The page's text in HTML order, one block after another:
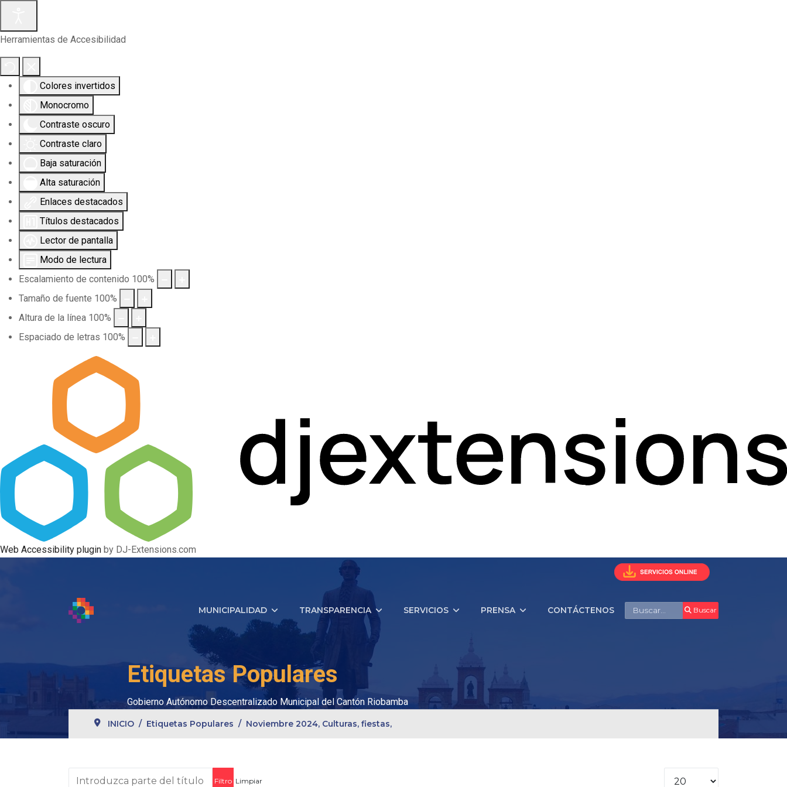
Herramientas de Accesibilidad
Colores invertidos
Monocromo
Contraste oscuro
Contraste claro
Baja saturación
Alta saturación
Enlaces destacados
Títulos destacados
Lector de pantalla
Modo de lectura
Escalamiento de contenido 100%
Tamaño de fuente 100%
Altura de la línea 100%
Espaciado de letras 100%
Web Accessibility plugin by DJ-Extensions.com
MUNICIPALIDAD TRANSPARENCIA SERVICIOS PRENSA CONTÁCTENOS Buscar Buscar
Etiquetas Populares
Gobierno Autónomo Descentralizado Municipal del Cantón Riobamba
INICIO Etiquetas Populares Noviembre 2024, Culturas, fiestas,
Introduzca parte del título
Filtro Limpiar
Cantidad